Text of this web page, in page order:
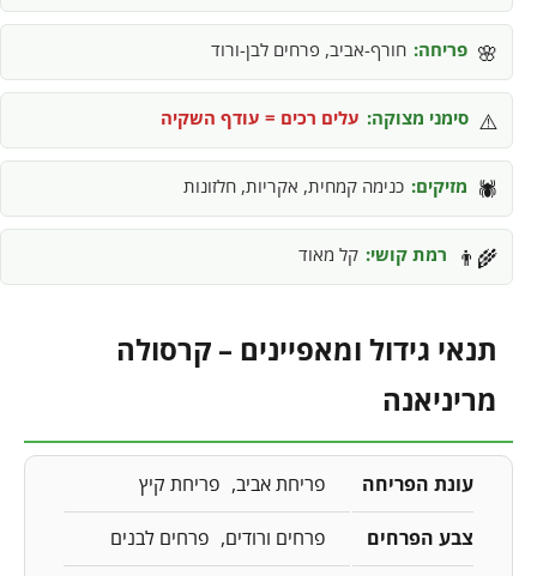
🌸 פריחה: חורף-אביב, פרחים לבן-ורוד
⚠️ סימני מצוקה: עלים רכים = עודף השקיה
🕷️ מזיקים: כנימה קמחית, אקריות, חלזונות
👨‍🌾 רמת קושי: קל מאוד
תנאי גידול ומאפיינים – קרסולה
מריניאנה
עונת הפריחה פריחת אביב פריחת קיץ
צבע הפרחים פרחים ורודים פרחים לבנים